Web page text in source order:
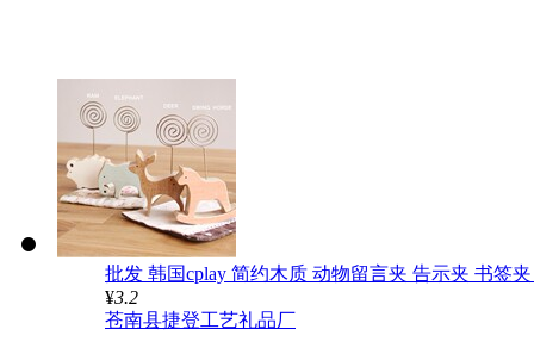
批发 韩国cplay 简约木质 动物留言夹 告示夹 书签
¥3.2
苍南县捷登工艺礼品厂